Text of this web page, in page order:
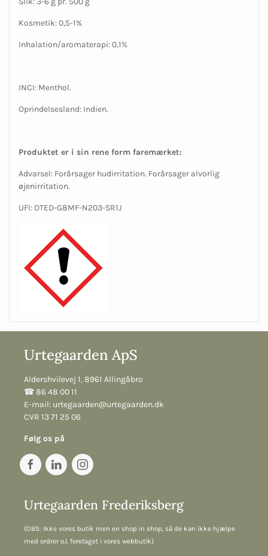
Kosmetik: 0,5-1%
Inhalation/aromaterapi: 0,1%
INCI: Menthol.
Oprindelsesland: Indien.
Produktet er i sin rene form faremærket:
Advarsel: Forårsager hudirritation. Forårsager alvorlig
øjenirritation.
UFI: DTED-G8MF-N203-SR1J
Urtegaarden ApS
Aldershvilevej 1, 8961 Allingåbro
☎︎ 86 48 00 11
E-mail: urtegaarden@urtegaarden.dk
CVR 13 71 25 06
Følg os på
Urtegaarden Frederiksberg
(OBS: Ikke vores butik men en shop in shop, så de kan ikke hjælpe
med ordrer o.l. foretaget i vores webbutik)